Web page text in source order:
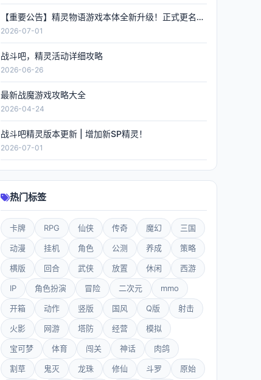
【重要公告】精灵物语游戏本体全新升级！正式更名《精灵联萌》，数据全程保留！
2026-07-01
战斗吧，精灵活动详细攻略
2026-06-26
最新战魔游戏攻略大全
2026-04-24
战斗吧精灵版本更新 | 增加新SP精灵！
2026-07-01
热门标签
卡牌 RPG 仙侠 传奇 魔幻 三国
动漫 挂机 角色 公测 养成 策略
横版 回合 武侠 放置 休闲 西游
IP 角色扮演 冒险 二次元 mmo
开箱 动作 竖版 国风 Q版 射击
火影 网游 塔防 经营 模拟
宝可梦 体育 闯关 神话 肉鸽
割草 鬼灭 龙珠 修仙 斗罗 原始